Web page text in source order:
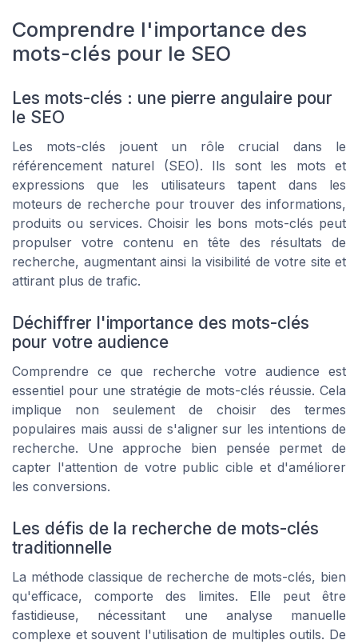
Comprendre l'importance des
mots-clés pour le SEO
Les mots-clés : une pierre angulaire pour
le SEO
Les mots-clés jouent un rôle crucial dans le
référencement naturel (SEO). Ils sont les mots et
expressions que les utilisateurs tapent dans les
moteurs de recherche pour trouver des informations,
produits ou services. Choisir les bons mots-clés peut
propulser votre contenu en tête des résultats de
recherche, augmentant ainsi la visibilité de votre site et
attirant plus de trafic.
Déchiffrer l'importance des mots-clés
pour votre audience
Comprendre ce que recherche votre audience est
essentiel pour une stratégie de mots-clés réussie. Cela
implique non seulement de choisir des termes
populaires mais aussi de s'aligner sur les intentions de
recherche. Une approche bien pensée permet de
capter l'attention de votre public cible et d'améliorer
les conversions.
Les défis de la recherche de mots-clés
traditionnelle
La méthode classique de recherche de mots-clés, bien
qu'efficace, comporte des limites. Elle peut être
fastidieuse, nécessitant une analyse manuelle
complexe et souvent l'utilisation de multiples outils. De